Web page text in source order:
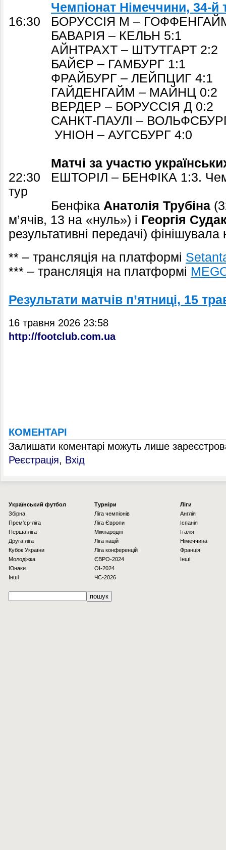
Чемпіонат Німеччини, 34-й
16:30
БОРУССІЯ М –
БАВАРІЯ – КЕЛЬН 5:1
АЙНТРАХТ – ШТУТГАРТ 2:2
БАЙЄР – ГАМБУРГ 1:1
ФРАЙБУРГ – ЛЕЙПЦИГ 4:1
ГАЙДЕНГАЙМ – МАЙНЦ 0:2
ВЕРДЕР – БОРУССІЯ Д 0:2
САНКТ-ПАУЛІ –
УНІОН – АУГСБУРГ 4:0
Матчі за участю українських
22:30 ЕШТОРІЛ – БЕНФІКА 1:3.
тур
Бенфіка Анатолія Трубіна
м’ячів, 13 на «нуль») і Георгія
результативні передачі) фінішувала
** – трансляція на платформі
*** – трансляція на платформі
Результати матчів п’ятниці, 15
16 травня 2026 23:58
http://footclub.com.ua
КОМЕНТАРІ
Залишати коментарі можуть лише
Реєстрація, Вхід
Українcький футбол
Збірна
Прем'єр-ліга
Перша ліга
Друга ліга
Кубок України
Молодіжка
Юнаки
Інші
Турніри
Ліга чемпіонів
Ліга Європи
Міжнародні
Ліга націй
Ліга конференцій
ЄВРО-2024
OI-2024
ЧС-2026
Ліги
Англія
Іспанія
Італія
Німеччина
Франція
Інші